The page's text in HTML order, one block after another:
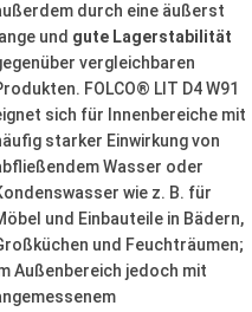
durch eine äußerst
lange und gute Lagerstabilität
vergleichbaren
FOLCO® LIT D4 W91
sich für Innenbereiche mit
starker Einwirkung von
Wasser oder
wie z. B. für
und Einbauteile in Bädern,
und Feuchträumen;
Außenbereich jedoch mit